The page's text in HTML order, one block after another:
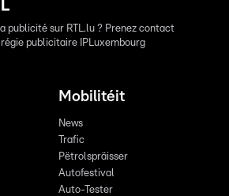
publicité sur RTL.lu ? Prenez contact
publicitaire IPLuxembourg
Mobilitéit
News
Trafic
Pëtrolspräisser
Autofestival
Auto-Tester